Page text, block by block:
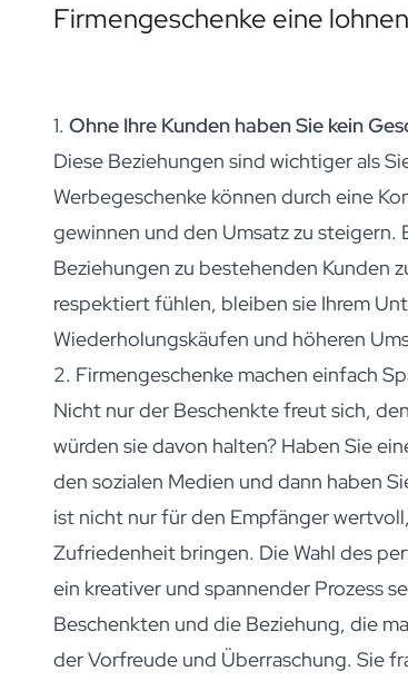
Rahmen
Personalisiertes Olivenöl
Personalisierter Balsamico
Kräuter und Soße
Personalisiertes Kräuter
Personalisierte Pikante Soße
Personalisierter Tee
Personalisierter Honig
Jules Destrooper Kekse Margritte
Personalisierte Keksdose Jules Destrooper
Geschenkpaket mit Wasserflasche, Keksen und
Personalisierte Handseife
Personalisiertes KI-Buchcover
Personalisiertes KI-Fotopuzzle
Personalisierter Fotorahmen
Gin Tonic Paket groß
Firmengeschenke eine
1. Ohne Ihre Kunden haben Sie kein
Diese Beziehungen sind wichtiger als
Werbegeschenke können durch eine
gewinnen und den Umsatz zu steigern.
Beziehungen zu bestehenden Kunden
respektiert fühlen, bleiben sie Ihrem
Wiederholungskäufen und höheren
2. Firmengeschenke machen einfach
Nicht nur der Beschenkte freut sich,
würden sie davon halten? Haben Sie
den sozialen Medien und dann haben
ist nicht nur für den Empfänger
Zufriedenheit bringen. Die Wahl des
ein kreativer und spannender Prozess
Beschenkten und die Beziehung, die
der Vorfreude und Überraschung. Sie